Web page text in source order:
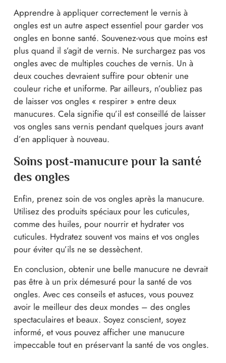
Apprendre à appliquer correctement le vernis à
ongles est un autre aspect essentiel pour garder vos
ongles en bonne santé. Souvenez-vous que moins est
plus quand il s’agit de vernis. Ne surchargez pas vos
ongles avec de multiples couches de vernis. Un à
deux couches devraient suffire pour obtenir une
couleur riche et uniforme. Par ailleurs, n’oubliez pas
de laisser vos ongles « respirer » entre deux
manucures. Cela signifie qu’il est conseillé de laisser
vos ongles sans vernis pendant quelques jours avant
d’en appliquer à nouveau.
Soins post-manucure pour la santé
des ongles
Enfin, prenez soin de vos ongles après la manucure.
Utilisez des produits spéciaux pour les cuticules,
comme des huiles, pour nourrir et hydrater vos
cuticules. Hydratez souvent vos mains et vos ongles
pour éviter qu’ils ne se dessèchent.
En conclusion, obtenir une belle manucure ne devrait
pas être à un prix démesuré pour la santé de vos
ongles. Avec ces conseils et astuces, vous pouvez
avoir le meilleur des deux mondes – des ongles
spectaculaires et beaux. Soyez conscient, soyez
informé, et vous pouvez afficher une manucure
impeccable tout en préservant la santé de vos ongles.